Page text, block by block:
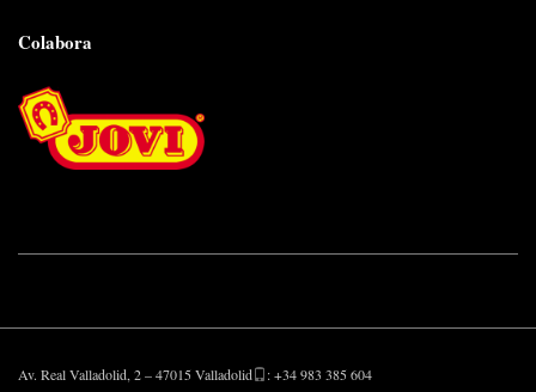
Colabora
Av. Real Valladolid, 2 – 47015 Valladolid : +34 983 385 604